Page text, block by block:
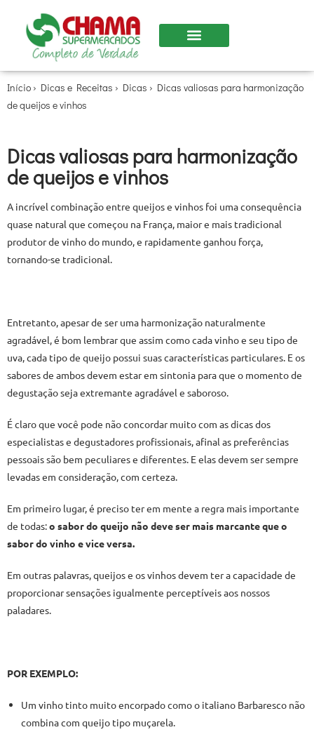
Início › Dicas e Receitas › Dicas › Dicas valiosas para harmonização
de queijos e vinhos
Dicas valiosas para harmonização
de queijos e vinhos
A incrível combinação entre queijos e vinhos foi uma consequência
quase natural que começou na França, maior e mais tradicional
produtor de vinho do mundo, e rapidamente ganhou força,
tornando-se tradicional.
Entretanto, apesar de ser uma harmonização naturalmente
agradável, é bom lembrar que assim como cada vinho e seu tipo de
uva, cada tipo de queijo possui suas características particulares. E os
sabores de ambos devem estar em sintonia para que o momento de
degustação seja extremante agradável e saboroso.
É claro que você pode não concordar muito com as dicas dos
especialistas e degustadores profissionais, afinal as preferências
pessoais são bem peculiares e diferentes. E elas devem ser sempre
levadas em consideração, com certeza.
Em primeiro lugar, é preciso ter em mente a regra mais importante
de todas:o sabor do queijo não deve ser mais marcante que o
sabor do vinho e vice versa.
Em outras palavras, queijos e os vinhos devem ter a capacidade de
proporcionar sensações igualmente perceptíveis aos nossos
paladares.
POR EXEMPLO:
Um vinho tinto muito encorpado como o italiano Barbaresco não
combina com queijo tipo muçarela.